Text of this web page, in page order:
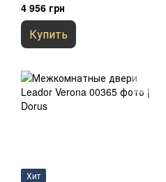
4 956 грн
Купить
Хит